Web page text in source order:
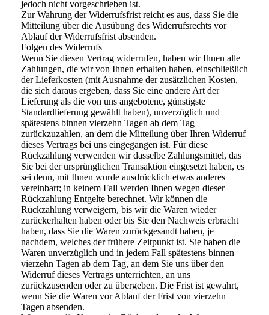
jedoch nicht vorgeschrieben ist.
Zur Wahrung der Widerrufsfrist reicht es aus, dass Sie die
Mitteilung über die Ausübung des Widerrufsrechts vor
Ablauf der Widerrufsfrist absenden.
Folgen des Widerrufs
Wenn Sie diesen Vertrag widerrufen, haben wir Ihnen alle
Zahlungen, die wir von Ihnen erhalten haben, einschließlich
der Lieferkosten (mit Ausnahme der zusätzlichen Kosten,
die sich daraus ergeben, dass Sie eine andere Art der
Lieferung als die von uns angebotene, günstigste
Standardlieferung gewählt haben), unverzüglich und
spätestens binnen vierzehn Tagen ab dem Tag
zurückzuzahlen, an dem die Mitteilung über Ihren Widerruf
dieses Vertrags bei uns eingegangen ist. Für diese
Rückzahlung verwenden wir dasselbe Zahlungsmittel, das
Sie bei der ursprünglichen Transaktion eingesetzt haben, es
sei denn, mit Ihnen wurde ausdrücklich etwas anderes
vereinbart; in keinem Fall werden Ihnen wegen dieser
Rückzahlung Entgelte berechnet. Wir können die
Rückzahlung verweigern, bis wir die Waren wieder
zurückerhalten haben oder bis Sie den Nachweis erbracht
haben, dass Sie die Waren zurückgesandt haben, je
nachdem, welches der frühere Zeitpunkt ist. Sie haben die
Waren unverzüglich und in jedem Fall spätestens binnen
vierzehn Tagen ab dem Tag, an dem Sie uns über den
Widerruf dieses Vertrags unterrichten, an uns
zurückzusenden oder zu übergeben. Die Frist ist gewahrt,
wenn Sie die Waren vor Ablauf der Frist von vierzehn
Tagen absenden.